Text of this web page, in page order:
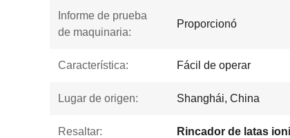
Informe de prueba
de maquinaria:
Proporcionó
Característica: Fácil de operar
Lugar de origen: Shanghái, China
Resaltar: Rincador de latas